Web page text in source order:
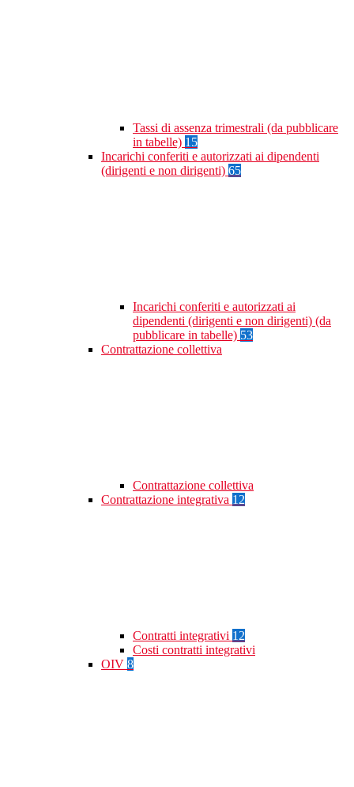
Tassi di assenza trimestrali (da pubblicare
in tabelle) 15
Incarichi conferiti e autorizzati ai dipendenti
(dirigenti e non dirigenti) 65
Incarichi conferiti e autorizzati ai
dipendenti (dirigenti e non dirigenti) (da
pubblicare in tabelle) 53
Contrattazione collettiva
Contrattazione collettiva
Contrattazione integrativa 12
Contratti integrativi 12
Costi contratti integrativi
OIV 8